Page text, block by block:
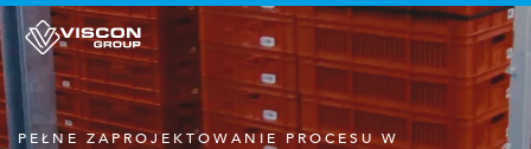
PEŁNE ZAPROJEKTOWANIE PROCESU W